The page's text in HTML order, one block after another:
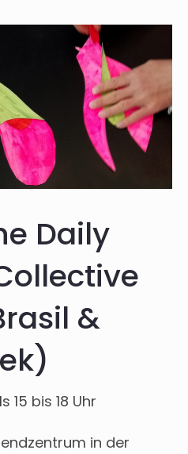
Daily
&
15 bis 18 Uhr
in der